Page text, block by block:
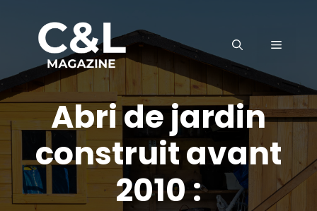
contenu
MENU
Abri de jardin
construit avant
2010 :